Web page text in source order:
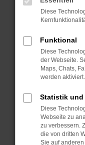
Manche
können
anderen
Fenster?
Starte dein
Stelle
sind.
Diese
Funktional
Diese
der Webseite.
Maps, Chats,
werden aktiviert.
Statistik und
Diese
Webseite zu
zu verbessern.
die von dritten
Sie auf